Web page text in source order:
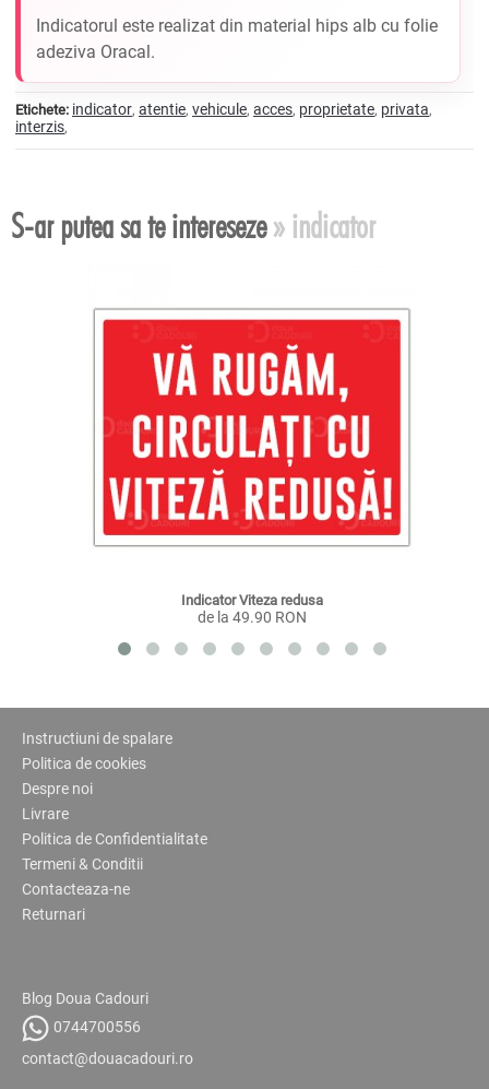
Indicatorul este realizat din material hips alb cu folie
adeziva Oracal.
Etichete: indicator, atentie, vehicule, acces, proprietate, privata,
interzis,
S-ar putea sa te intereseze» indicator
Indicator Viteza redusa
de la 49.90 RON
Instructiuni de spalare
Politica de cookies
Despre noi
Livrare
Politica de Confidentialitate
Termeni & Conditii
Contacteaza-ne
Returnari
Blog Doua Cadouri
0744700556
contact@douacadouri.ro